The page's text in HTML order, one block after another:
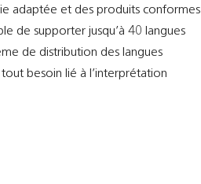
adaptée et des produits conformes
de supporter jusqu’à 40 langues
de distribution des langues
besoin lié à l’interprétation